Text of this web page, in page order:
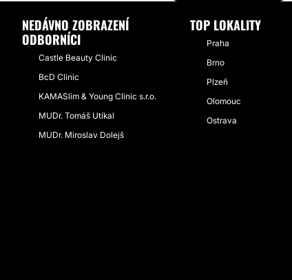
NEDÁVNO ZOBRAZENÍ
ODBORNÍCI
Castle Beauty Clinic
BcD Clinic
KAMASlim & Young Clinic s.r.o.
MUDr. Tomáš Utíkal
MUDr. Miroslav Dolejš
TOP LOKALITY
Praha
Brno
Plzeň
Olomouc
Ostrava